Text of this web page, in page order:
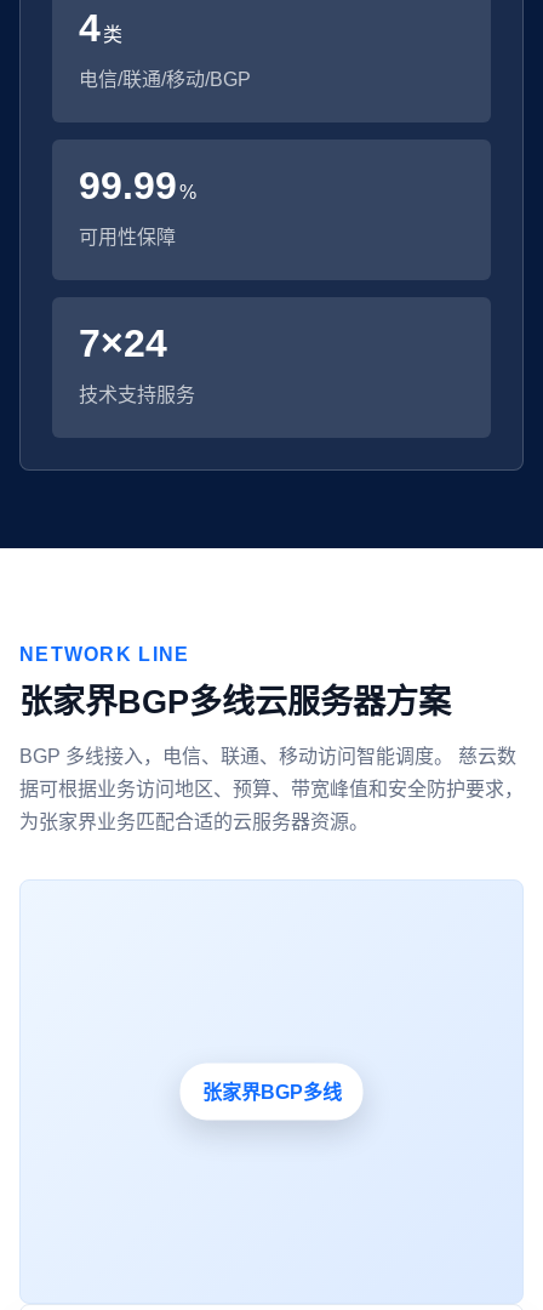
4类
电信/联通/移动/BGP
99.99%
可用性保障
7×24
技术支持服务
NETWORK LINE
张家界BGP多线云服务器方案
BGP 多线接入，电信、联通、移动访问智能调度。 慈云数
据可根据业务访问地区、预算、带宽峰值和安全防护要求，
为张家界业务匹配合适的云服务器资源。